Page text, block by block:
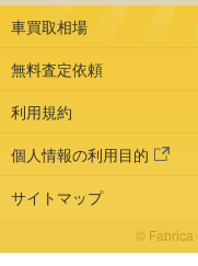
車買取相場
無料査定依頼
利用規約
個人情報の利用目的
サイトマップ
© Fabrica